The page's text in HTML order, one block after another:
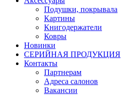
Подушки, покрывала
Картины
Книгодержатели
Ковры
Новинки
СЕРИЙНАЯ ПРОДУКЦИЯ
Контакты
Партнерам
Адреса салонов
Вакансии